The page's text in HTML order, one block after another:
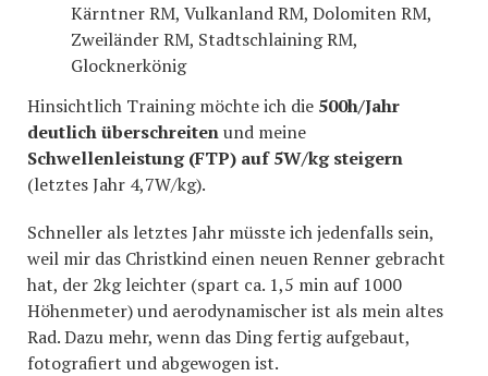
Kärntner RM, Vulkanland RM, Dolomiten RM,
Zweiländer RM, Stadtschlaining RM,
Glocknerkönig
Hinsichtlich Training möchte ich die 500h/Jahr
deutlich überschreitenund meine
Schwellenleistung (FTP) auf 5W/kg steigern
(letztes Jahr 4,7W/kg).
Schneller als letztes Jahr müsste ich jedenfalls sein,
weil mir das Christkind einen neuen Renner gebracht
hat, der 2kg leichter (spart ca. 1,5 min auf 1000
Höhenmeter) und aerodynamischer ist als mein altes
Rad. Dazu mehr, wenn das Ding fertig aufgebaut,
fotografiert und abgewogen ist.